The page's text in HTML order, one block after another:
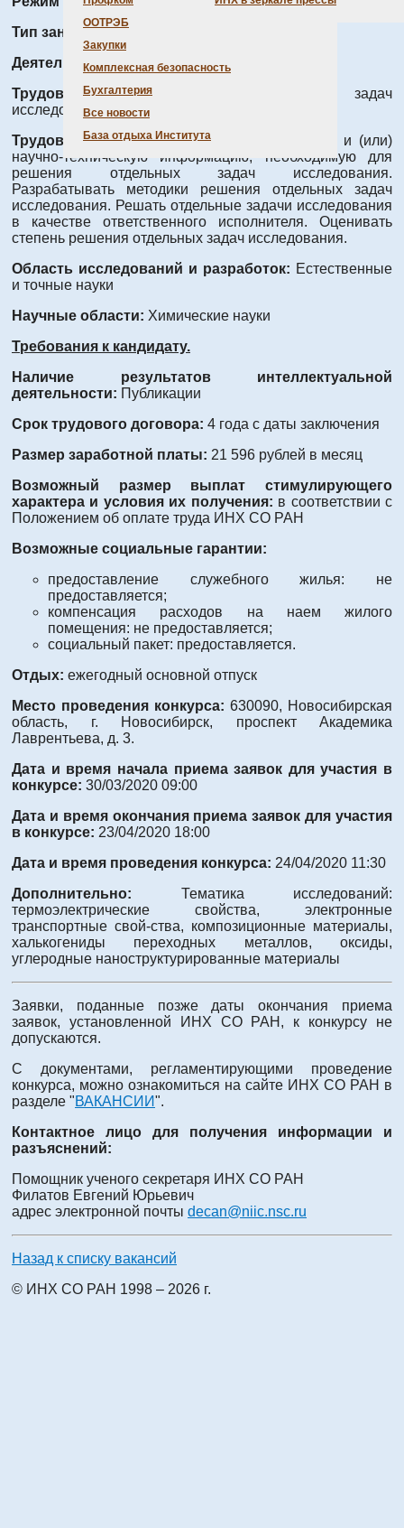
ООТРЭБ
Закупки
Комплексная безопасность
Бухгалтерия
Все новости
База отдыха Института
Тип занятости:Полная занятость
Деятельность:Проведение исследования
Трудовые функции:
Решение отдельных задач
исследования
Трудовые действия:Анализировать научную и (или)
научно-техническую информацию, необходимую для
решения отдельных задач исследования.
Разрабатывать методики решения отдельных задач
исследования. Решать отдельные задачи исследования
в качестве ответственного исполнителя. Оценивать
степень решения отдельных задач исследования.
Область исследований и разработок: Естественные
и точные науки
Научные области: Химические науки
Требования к кандидату.
Наличие результатов интеллектуальной
деятельности: Публикации
Срок трудового договора: 4 года с даты заключения
Размер заработной платы: 21 596 рублей в месяц
Возможный размер выплат стимулирующего
характера и условия их получения: в соответствии с
Положением об оплате труда ИНХ СО РАН
Возможные социальные гарантии:
предоставление служебного жилья: не
предоставляется;
компенсация расходов на наем жилого
помещения: не предоставляется;
социальный пакет: предоставляется.
Отдых: ежегодный основной отпуск
Место проведения конкурса: 630090, Новосибирская
область, г. Новосибирск, проспект Академика
Лаврентьева, д. 3.
Дата и время начала приема заявок для участия в
конкурсе: 30/03/2020 09:00
Дата и время окончания приема заявок для участия
в конкурсе: 23/04/2020 18:00
Дата и время проведения конкурса: 24/04/2020 11:30
Дополнительно: Тематика исследований:
термоэлектрические свойства, электронные
транспортные свой-ства, композиционные материалы,
халькогениды переходных металлов, оксиды,
углеродные наноструктурированные материалы
Заявки, поданные позже даты окончания приема
заявок, установленной ИНХ СО РАН, к конкурсу не
допускаются.
С документами, регламентирующими проведение
конкурса, можно ознакомиться на сайте ИНХ СО РАН в
разделе "ВАКАНСИИ".
Контактное лицо для получения информации и
разъяснений:
Помощник ученого секретаря ИНХ СО РАН
Филатов Евгений Юрьевич
адрес электронной почты decan@niic.nsc.ru
Назад к списку вакансий
© ИНХ СО РАН 1998 – 2026 г.